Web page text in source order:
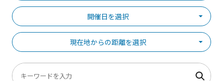
開催日を選択
現在地からの距離を選択